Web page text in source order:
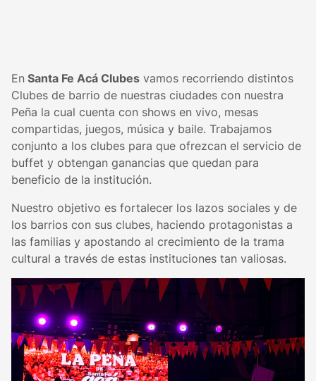
En Santa Fe Acá Clubes vamos recorriendo distintos
Clubes de barrio de nuestras ciudades con nuestra
Peña la cual cuenta con shows en vivo, mesas
compartidas, juegos, música y baile. Trabajamos
conjunto a los clubes para que ofrezcan el servicio de
buffet y obtengan ganancias que quedan para
beneficio de la institución.
Nuestro objetivo es fortalecer los lazos sociales y de
los barrios con sus clubes, haciendo protagonistas a
las familias y apostando al crecimiento de la trama
cultural a través de estas instituciones tan valiosas.